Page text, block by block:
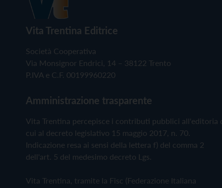
Vita Trentina Editrice
Società Cooperativa
Via Monsignor Endrici, 14 – 38122 Trento
P.IVA e C.F. 00199960220
Amministrazione trasparente
Vita Trentina percepisce i contributi pubblici all'editoria
cui al decreto legislativo 15 maggio 2017, n. 70.
Indicazione resa ai sensi della lettera f) del comma 2
dell'art. 5 del medesimo decreto Lgs.
Vita Trentina, tramite la Fisc (Federazione Italiana